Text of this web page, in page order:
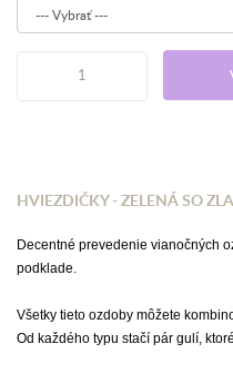
HVIEZDIČKY - ZELENÁ SO
Decentné prevedenie vianočných
podklade.
Všetky tieto ozdoby môžete
Od každého typu stačí pár gulí,